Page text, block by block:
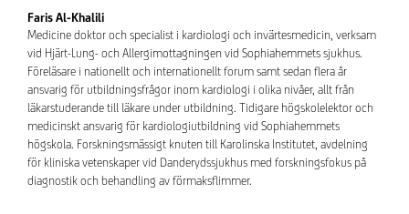
Faris Al-Khalili
Medicine doktor och specialist i kardiologi och invärtesmedicin, verksam
vid Hjärt-Lung- och Allergimottagningen vid Sophiahemmets sjukhus.
Föreläsare i nationellt och internationellt forum samt sedan flera år
ansvarig för utbildningsfrågor inom kardiologi i olika nivåer, allt från
läkarstuderande till läkare under utbildning. Tidigare högskolelektor och
medicinskt ansvarig för kardiologiutbildning vid Sophiahemmets
högskola. Forskningsmässigt knuten till Karolinska Institutet, avdelning
för kliniska vetenskaper vid Danderydssjukhus med forskningsfokus på
diagnostik och behandling av förmaksflimmer.